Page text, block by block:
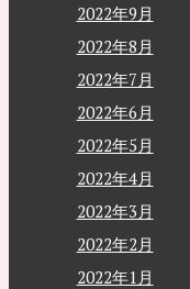
2022年9月
2022年8月
2022年7月
2022年6月
2022年5月
2022年4月
2022年3月
2022年2月
2022年1月